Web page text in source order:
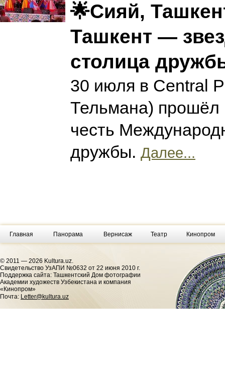
🌟Сияй,
Ташкент —
столица
30 июля в Central
Тельмана) прошёл
честь
дружбы. Далее...
Главная Панорама Вернисаж Театр Кинопром
© 2011 — 2026 Kultura.uz.
Cвидетельство УзАПИ №0632 от 22 июня 2010 г.
Поддержка сайта: Ташкентский Дом фотографии
Академии художеств Узбекистана и компания
«Кинопром»
Почта: Letter@kultura.uz